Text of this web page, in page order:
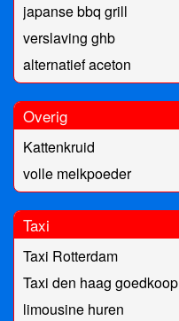
japanse bbq grill
verslaving ghb
alternatief aceton
Overig
Kattenkruid
volle melkpoeder
Taxi
Taxi Rotterdam
Taxi den haag goedkoop
limousine huren